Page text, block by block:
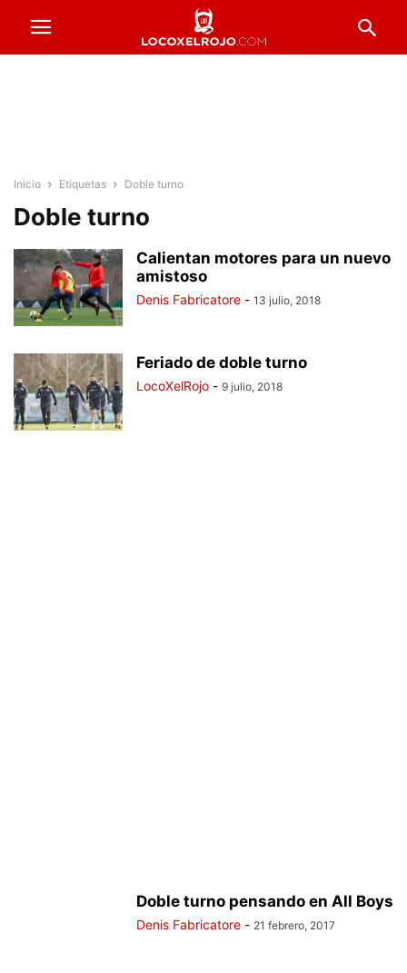
Inicio Etiquetas Doble turno
Doble turno
Calientan motores para un nuevo
amistoso
Denis Fabricatore - 13 julio, 2018
Feriado de doble turno
LocoXelRojo - 9 julio, 2018
Doble turno pensando en All Boys
Denis Fabricatore - 21 febrero, 2017